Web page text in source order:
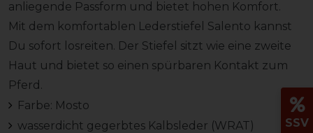
anliegende Passform und bietet hohen Komfort.
Mit dem komfortablen Lederstiefel Salento kannst
Du sofort losreiten. Der Stiefel sitzt wie eine zweite
Haut und bietet so einen spürbaren Kontakt zum
Pferd.
Farbe: Mosto
wasserdicht gegerbtes Kalbsleder (WRAT)
SSV